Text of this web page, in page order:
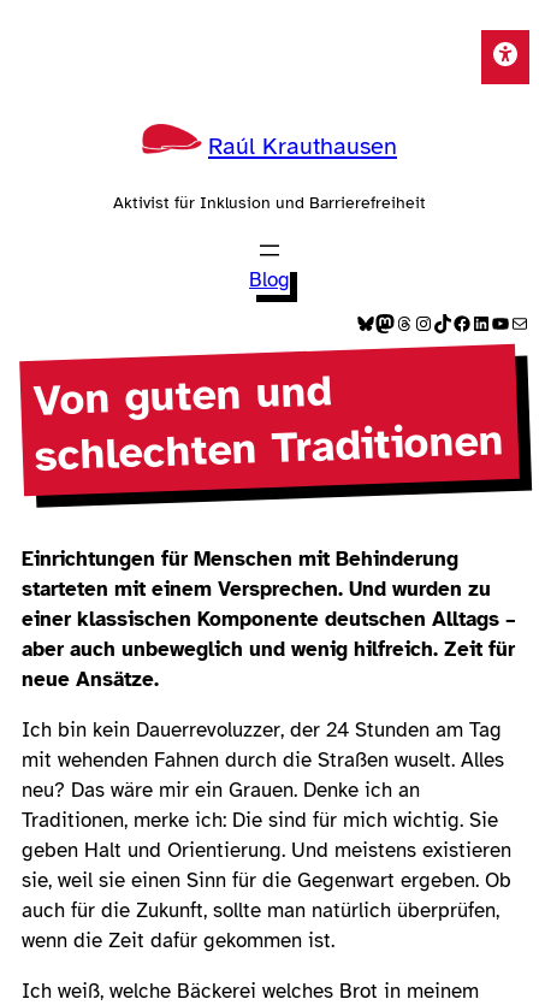
Raúl Krauthausen
Aktivist für Inklusion und Barrierefreiheit
Blog
Bluesky Mastodon Threads Instagram TikTok Facebook LinkedIn YouTube E-Mail
Von guten und
schlechten Traditionen
Einrichtungen für Menschen mit Behinderung
starteten mit einem Versprechen. Und wurden zu
einer klassischen Komponente deutschen Alltags –
aber auch unbeweglich und wenig hilfreich. Zeit für
neue Ansätze.
Ich bin kein Dauerrevoluzzer, der 24 Stunden am Tag
mit wehenden Fahnen durch die Straßen wuselt. Alles
neu? Das wäre mir ein Grauen. Denke ich an
Traditionen, merke ich: Die sind für mich wichtig. Sie
geben Halt und Orientierung. Und meistens existieren
sie, weil sie einen Sinn für die Gegenwart ergeben. Ob
auch für die Zukunft, sollte man natürlich überprüfen,
wenn die Zeit dafür gekommen ist.
Ich weiß, welche Bäckerei welches Brot in meinem